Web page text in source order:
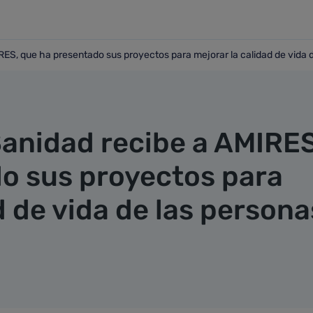
que ha presentado sus proyectos para mejorar la
que ha presentado sus proyectos para mejorar la calidad de vida
recibe a
sus proyectos para
vida de las